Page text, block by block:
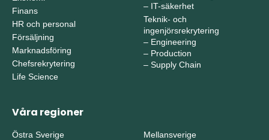
Finans
HR och personal
Försäljning
Marknadsföring
Chefsrekrytering
Life Science
– IT-säkerhet
Teknik- och
ingenjörsrekrytering
– Engineering
– Production
– Supply Chain
Våra regioner
Östra Sverige
Mellansverige